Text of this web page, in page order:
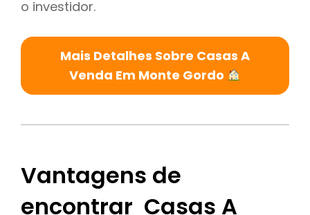
o investidor.
Mais Detalhes Sobre Casas A
Venda Em Monte Gordo
Vantagens de
encontrar Casas A